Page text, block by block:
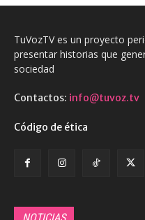
TuVozTV es un proyecto
presentar historias que
sociedad
Contactos: info@tuvoz.tv
Código de ética